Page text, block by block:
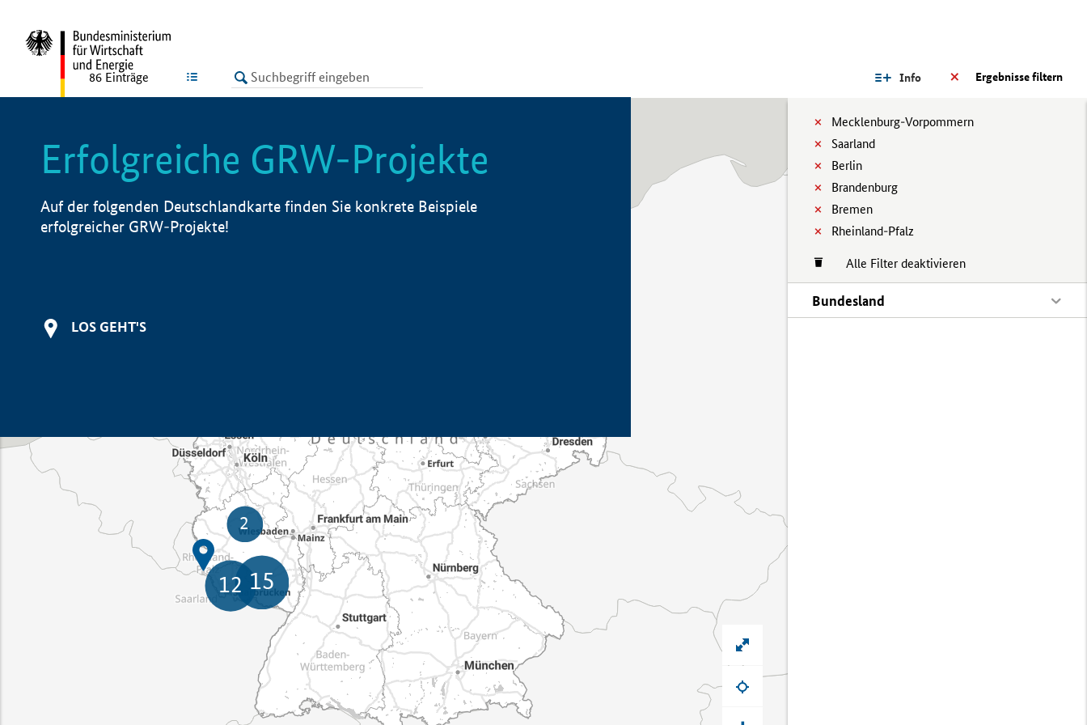
LISTE Ergebnisse filtern
Info
Mecklenburg-Vorpommern
Saarland
Berlin
Brandenburg
Bremen
Rheinland-Pfalz
Alle Filter deaktivieren
Bundesland
86 Einträge
Erfolgreiche GRW-Projekte
Auf der folgenden Deutschlandkarte finden Sie konkrete Beispiele
erfolgreicher GRW-Projekte!
LOS GEHT'S